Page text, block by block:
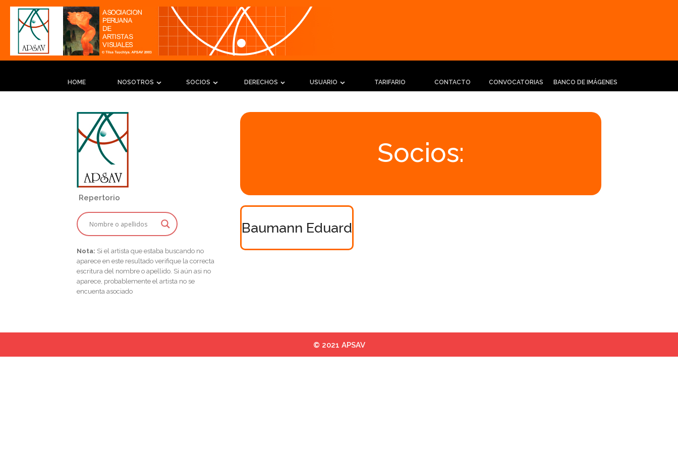
HOME NOSOTROS SOCIOS DERECHOS USUARIO TARIFARIO CONTACTO CONVOCATORIAS BANCO DE IMÁGENES
Repertorio
Nota: Si el artista que estaba buscando no
aparece en este resultado verifique la correcta
escritura del nombre o apellido. Si aún asi no
aparece, probablemente el artista no se
encuenta asociado
Socios:
Baumann Eduard
© 2021 APSAV